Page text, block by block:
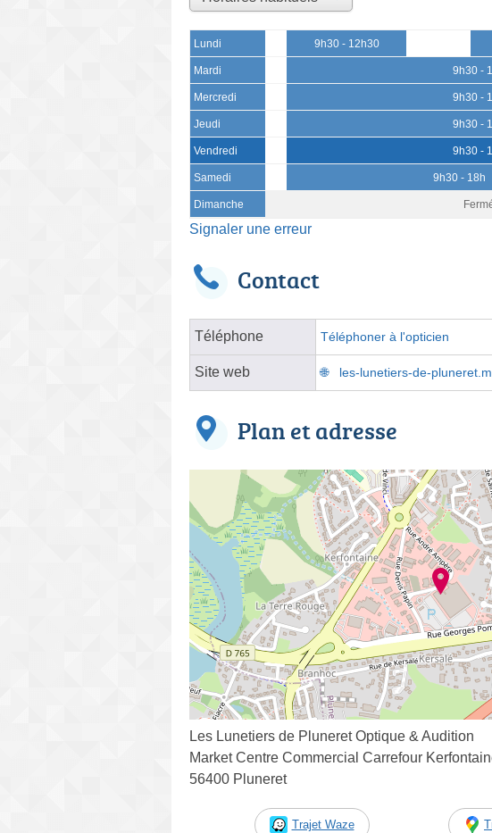
Lundi 9h30 - 12h30
Mardi 9h30 -
Mercredi 9h30 -
Jeudi 9h30 -
Vendredi 9h30 -
Samedi 9h30 - 18h
Dimanche
Signaler une erreur
Contact
Téléphone Téléphoner à l'opticien
Site web les-lunetiers-de-
Plan et adresse
Les Lunetiers de Pluneret Optique & Audition
Market Centre Commercial Carrefour
56400 Pluneret
Trajet Waze